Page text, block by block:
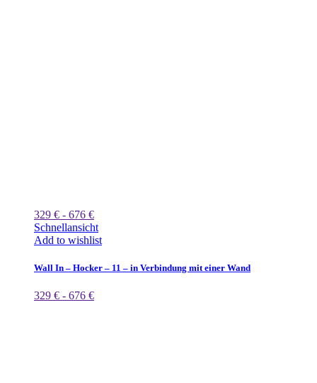
329 € - 676 €
Schnellansicht
Add to wishlist
Wall In – Hocker – 11 – in Verbindung mit einer Wand
329 € - 676 €